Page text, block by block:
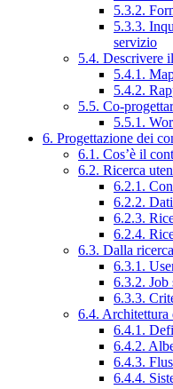
5.3.2.
5.3.3.
servizio
5.4. Descrivere
5.4.1.
5.4.2.
5.5. Co-
5.5.1.
6. Progettazione dei
6.1. Cos’è il
6.2. Ricerca
6.2.1.
6.2.2.
6.2.3.
6.2.4.
6.3. Dalla
6.3.1.
6.3.2. Job
6.3.3.
6.4. Architettura
6.4.1.
6.4.2.
6.4.3.
6.4.4.